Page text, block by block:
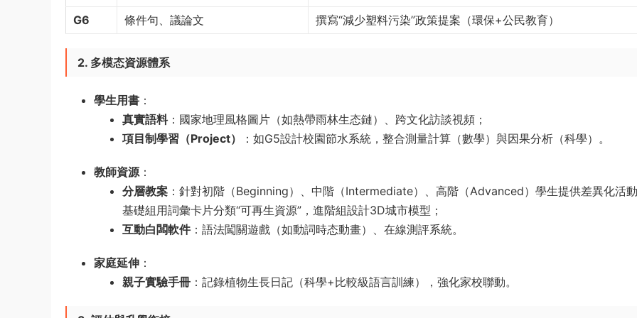
G6 條件句、議論文 撰寫“減少塑料污染”政策提案（環保+公民教育）
2. 多模态資源體系
學生用書 ​：
真實語料​：國家地理風格圖片（如熱帶雨林生态鏈）、跨文化訪談視頻；
項目制學習（Project）​
​：如G5設計校園節水系統，整合測量計算（數學）與因果分析（科學）。
教師資源​：
分層教案 ：針對初階（Beginning）、中階（Intermediate）、高階（Advanced）學生提供差異化活
基礎組用詞彙卡片分類“可再生資源”，進階組設計3D城市模型；
互動白闆軟件​：語法闖關遊戲（如動詞時态動畫）、在線測評系統。
家庭延伸 ​：
親子實驗手冊 ​：記錄植物生長日記（科學+比較級語言訓練），強化家校聯動。